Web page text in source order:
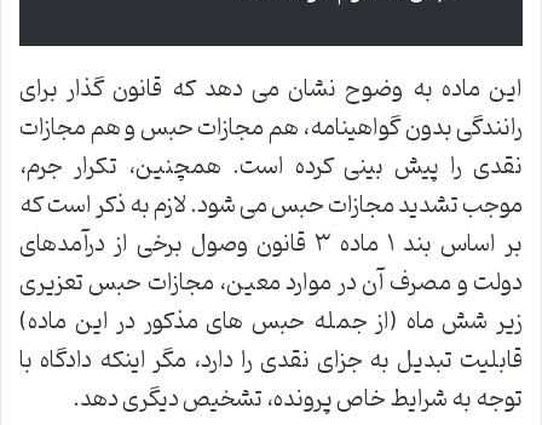
این ماده به وضوح نشان می دهد که قانون گذار برای
رانندگی بدون گواهینامه، هم مجازات حبس و هم مجازات
نقدی را پیش بینی کرده است. همچنین، تکرار جرم،
موجب تشدید مجازات حبس می شود. لازم به ذکر است که
بر اساس بند ۱ ماده ۳ قانون وصول برخی از درآمدهای
دولت و مصرف آن در موارد معین، مجازات حبس تعزیری
زیر شش ماه (از جمله حبس های مذکور در این ماده)
قابلیت تبدیل به جزای نقدی را دارد، مگر اینکه دادگاه با
توجه به شرایط خاص پرونده، تشخیص دیگری دهد.